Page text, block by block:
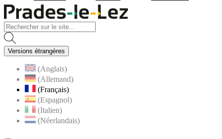
Versions étrangères
(Anglais)
(Allemand)
(Français)
(Espagnol)
(Italien)
(Néerlandais)